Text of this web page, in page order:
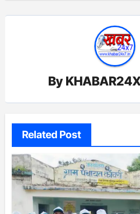
By
Related Post